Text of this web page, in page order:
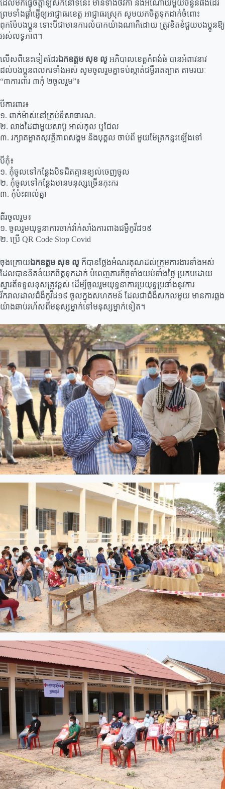
ដែលមកធ្វើចត្តាឡីស័កនៅទីនេះ មានទាំងថវិកា និងអំណោយមួយចំនួនផងដែរ
ព្រមទាំងផ្តាំផ្ញើឲ្យអាជ្ញាធរខេត្ត អាជ្ញាធរស្រុក សូមយក​ចិត្តទុក​ដាក់ចំពោះ
ពុកម៉ែបងប្អូន ទោះបីជាមានការលំបាកយ៉ាងណាក៏ដោយ ត្រូវខិតខំជួយបងប្អូនឱ្យ
អស់លទ្ធភាព។
លើសពីនេះទៀតដែរឯកឧត្តម សុខ លូ អភិបាលខេត្តកំពង់ធំ បានអំពាវនាវ
ដល់បងប្អូនពលករទាំងអស់ សូម​ចូលរួម​គ្នាទប់ស្កាត់ជម្ងឺរាតត្បាត តាមរយៈ
“៣ការពារ ៣កុំ ២ចូលរួម”៖
បីការពារ៖
១. ពាក់ម៉ាស់នៅគ្រប់ទីសាធារណៈ
២. លាងដៃជាមួយសាប៊ូ អាល់កុល ឬជែល
៣. រក្សាគម្លាតសុវត្ថិភាពសង្គម និងបុគ្គល ចាប់ពី មួយម៉ែត្រកន្លះឡើងទៅ
បីកុំ៖
១. កុំចូលទៅកន្លែងបិទជិតគ្មានខ្យល់ចេញចូល
២. កុំចូលទៅកន្លែងមានមនុស្សច្រើនកុះករ
៣. កុំប៉ះពាល់គ្នា
ពីរចូលរួម៖
១. ចូលរួមយុទ្ធនាការចាក់វ៉ាក់សាំងការពាងជម្ងឺកូវីដ១៩
២. ប្រើ QR Code Stop Covid
ចុងក្រោយឯកឧត្តម សុខ លូ ក៏បានថ្លែងអំណរគុណដល់ក្រុមការងារ​ទាំងអស់
ដែលបានខិតខំយកចិត្តទុកដាក់ បំពេញភារកិច្ចទាំងយប់ទាំងថ្ងៃ ប្រកបដោយ
ស្មារតីទទួលខុសត្រូវខ្ពស់ ដើម្បីចូលរួមយុទ្ធនាការប្រយុទ្ធប្រឆាំង​នូវការ
រីករាលដាលជំងឺកូវីដ១៩ ចូលក្នុងសហគមន៍ ដែលជាជំងឺសកលមួយ មានការឆ្លង
យ៉ាង​ឆាប់​រហ័សពី​មនុស្ស​ម្នាក់ទៅមនុស្សម្នាក់ទៀត។